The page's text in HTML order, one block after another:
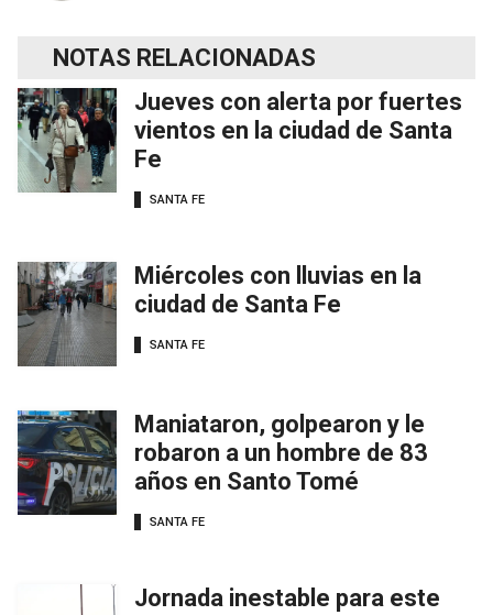
NOTAS RELACIONADAS
Jueves con alerta por fuertes
vientos en la ciudad de Santa
Fe
SANTA FE
Miércoles con lluvias en la
ciudad de Santa Fe
SANTA FE
Maniataron, golpearon y le
robaron a un hombre de 83
años en Santo Tomé
SANTA FE
Jornada inestable para este